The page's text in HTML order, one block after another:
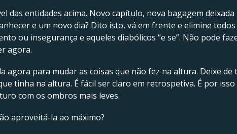
das entidades acima. Novo capítulo, nova bagagem
e um novo dia? Dito isto, vá em frente e elimine
ou insegurança e aqueles diabólicos “e se”. Não pode
agora.
agora para mudar as coisas que não fez na altura. Deixe
tinha na altura. É fácil ser claro em retrospetiva. É por
com os ombros mais leves.
aproveitá-la ao máximo?